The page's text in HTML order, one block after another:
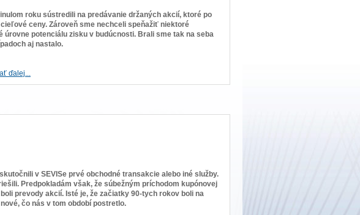
roku sústredili na predávanie držaných akcií, ktoré po
ceny. Zároveň sme nechceli speňažiť niektoré
potenciálu zisku v budúcnosti. Brali sme tak na seba
aj nastalo.
ďalej...
v SEVISe prvé obchodné transakcie alebo iné služby.
Predpokladám však, že súbežným príchodom kupónovej
prevody akcií. Isté je, že začiatky 90-tych rokov boli na
čo nás v tom období postretlo.